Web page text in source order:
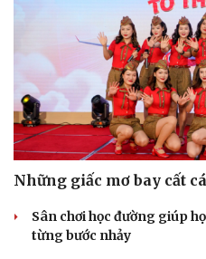
Cải chính
Những giấc mơ bay cất
Sân chơi học đường giúp
từng bước nhảy